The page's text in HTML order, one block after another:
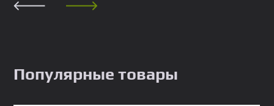
Популярные товары